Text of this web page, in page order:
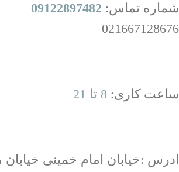
شماره تماس: 09122897482
021667128676
ساعت کاری: 8 تا 21
ادرس :خیابان امام خمینی خیابان